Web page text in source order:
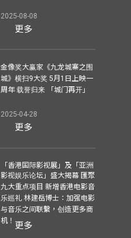
2025-08-08
更多
金像奖大赢家《九龙城寨之围
城》横扫9大奖 5月1日上映一
周年 载誉归来 「城门再开」
2025-04-28
更多
「香港国际影视展」及「亚洲
影视娱乐论坛」盛大揭幕 匯聚
九大重点项目 新增香港电影音
乐巡礼 林建岳博士：加强电影
与音乐之间联繫，创造更多商
机！更多